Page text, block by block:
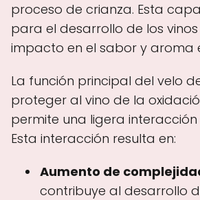
proceso de crianza. Esta
para el desarrollo de los vinos
impacto en el sabor y aroma
La función principal del velo
proteger al vino de la
permite una ligera interacción
Esta interacción resulta en:
Aumento de
contribuye al desarrollo